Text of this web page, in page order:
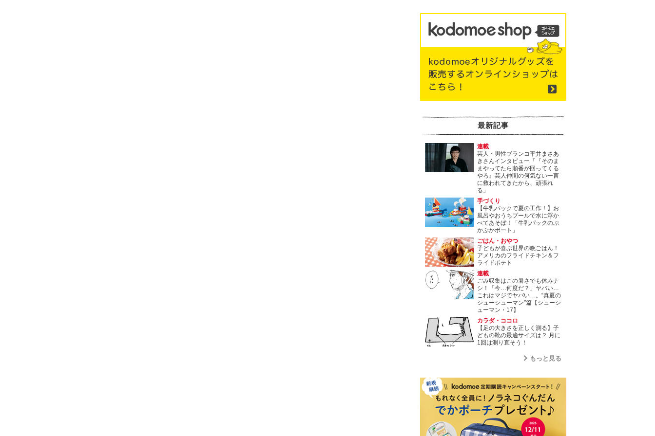
最新記事
連載
芸人・男性ブランコ平井まさあ
きさんインタビュー「『そのま
まやってたら順番が回ってくる
やろ』芸人仲間の何気ない一言
に救われてきたから、頑張れ
る」
手づくり
【牛乳パックで夏の工作！】お
風呂やおうちプールで水に浮か
べてあそぼ！「牛乳パックのぷ
かぷかボート」
ごはん・おやつ
子どもが喜ぶ世界の晩ごはん！
アメリカのフライドチキン＆フ
ライドポテト
連載
ごみ収集はこの暑さでも休みナ
シ！「今…何度だ？」ヤバい…
これはマジでヤバい…。“真夏の
シューシューマン”篇【シューシ
ューマン・17】
カラダ・ココロ
【足の大きさを正しく測る】子
どもの靴の最適サイズは？ 月に
1回は測り直そう！
もっと見る